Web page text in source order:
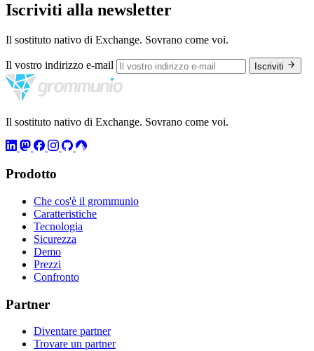
Iscriviti alla newsletter
Il sostituto nativo di Exchange. Sovrano come voi.
Il vostro indirizzo e-mail Iscriviti
Il sostituto nativo di Exchange. Sovrano come voi.
Prodotto
Che cos'è il grommunio
Caratteristiche
Tecnologia
Sicurezza
Demo
Prezzi
Confronto
Partner
Diventare partner
Trovare un partner